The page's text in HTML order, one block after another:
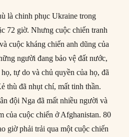
là chinh phục Ukraine trong
72 giờ. Nhưng cuộc chiến tranh
cuộc kháng chiến anh dũng của
người đang bảo vệ đất nước,
tự do và chủ quyền của họ, đã
thù đã nhụt chí, mất tinh thần.
đội Nga đã mất nhiều người và
của cuộc chiến ở Afghanistan. 80
giờ phải trải qua một cuộc chiến